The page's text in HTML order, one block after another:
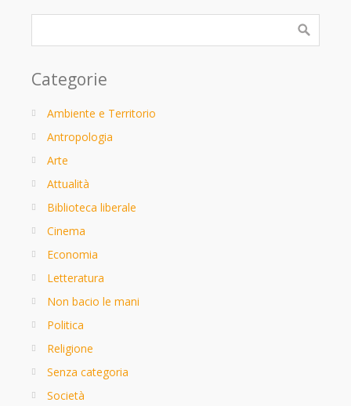
Categorie
Ambiente e Territorio
Antropologia
Arte
Attualità
Biblioteca liberale
Cinema
Economia
Letteratura
Non bacio le mani
Politica
Religione
Senza categoria
Società